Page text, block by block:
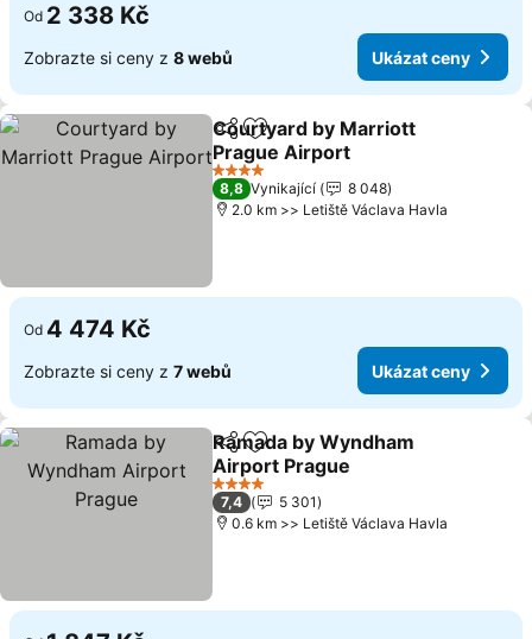
Od 2 338 Kč
Zobrazte si ceny z 8 webů Ukázat ceny
SdíletPřidat na seznam oblíbených
Courtyard by Marriott
Prague Airport
Ukázat ceny
4 Počet hvězdiček
8,8 Vynikající
8 048
2.0 km >> Letiště Václava Havla
Od 4 474 Kč
Zobrazte si ceny z 7 webů Ukázat ceny
SdíletPřidat na seznam oblíbených
Ramada by Wyndham
Airport Prague
Ukázat ceny
4 Počet hvězdiček
7,4
5 301
0.6 km >> Letiště Václava Havla